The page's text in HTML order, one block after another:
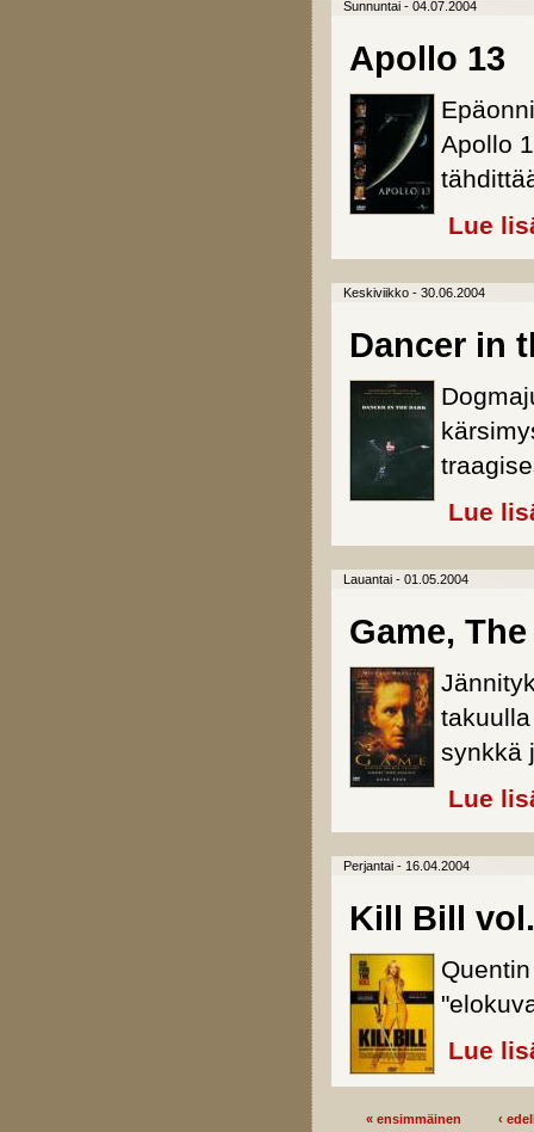
Sunnuntai - 04.07.2004
Apollo 13
Apollo
Lue
Keskiviikko - 30.06.2004
Dancer in
Lue
Lauantai - 01.05.2004
Game,
synkkä
Lue
Perjantai - 16.04.2004
Kill Bill
Lue
« ensimmäinen ‹